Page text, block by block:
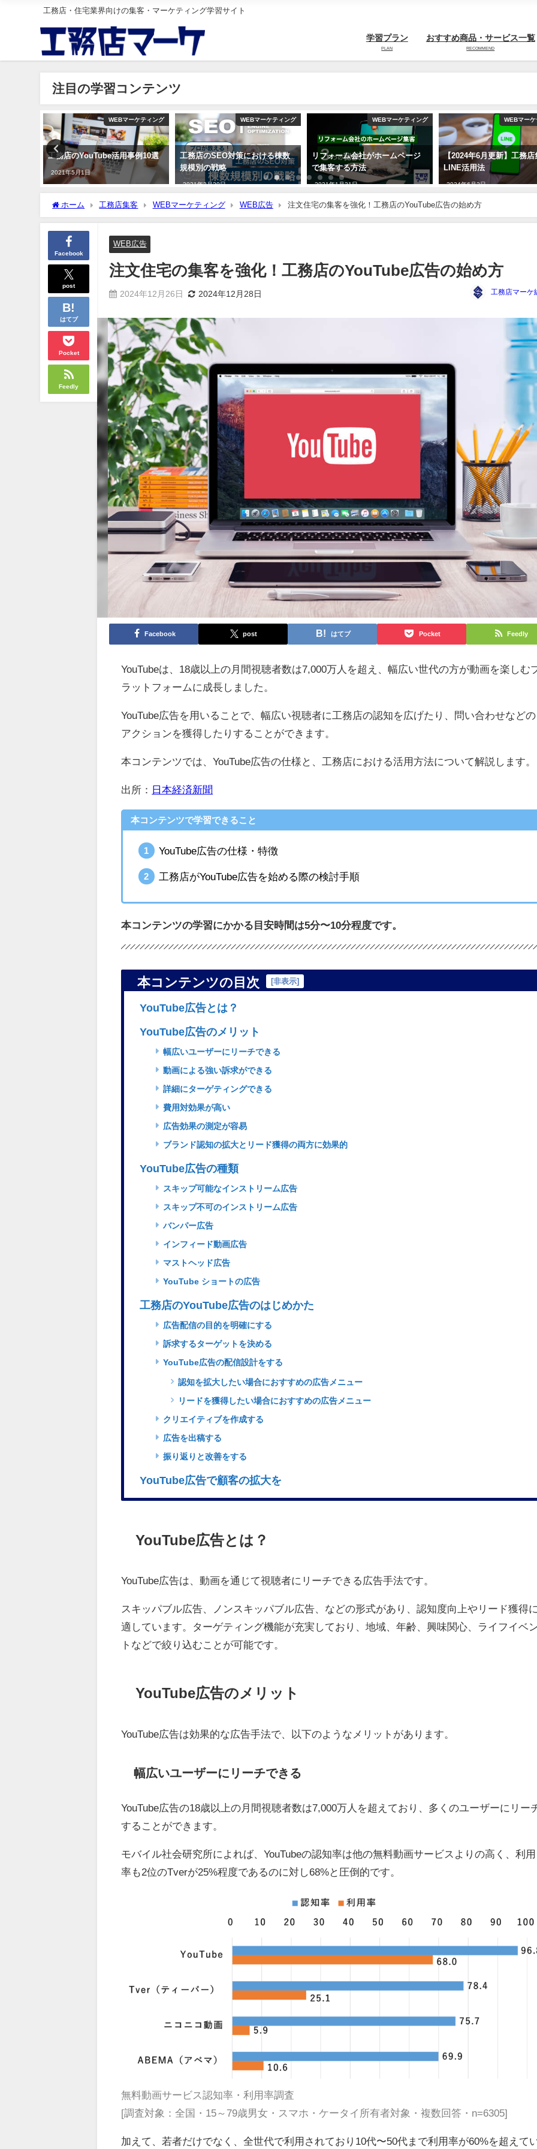
工務店・住宅業界向けの集客・マーケティング学習サイト
学習プラン
PLAN
おすすめ商品・サービス一覧
RECOMMEND
注目の学習コンテンツ
WEBマーケティング
工務店のYouTube活用事例10選
2021年5月1日
WEBマーケティング
工務店のSEO対策における棟数
規模別の戦略
2021年3月20日
WEBマーケティング
リフォーム会社がホームページ
で集客する方法
2021年1月31日
WEBマーケ
【2024年6月更新】工務店
LINE活用法
2024年6月2日
ホーム 工務店集客 WEBマーケティング WEB広告 注文住宅の集客を強化！工務店のYouTube広告の始め方
Facebook
post
はてブ
Pocket
Feedly
WEB広告
注文住宅の集客を強化！工務店のYouTube広告の始め方
2024年12月26日 2024年12月28日 工務店マーケ
Facebook post はてブ Pocket Feedly
YouTubeは、18歳以上の月間視聴者数は7,000万人を超え、幅広い世代の方が動画を楽しむ
ラットフォームに成長しました。
YouTube広告を用いることで、幅広い視聴者に工務店の認知を広げたり、問い合わせなどの
アクションを獲得したりすることができます。
本コンテンツでは、YouTube広告の仕様と、工務店における活用方法について解説します。
出所： 日本経済新聞
本コンテンツで学習できること
YouTube広告の仕様・特徴
工務店がYouTube広告を始める際の検討手順
本コンテンツの学習にかかる目安時間は5分〜10分程度です。
本コンテンツの目次 [非表示]
YouTube広告とは？
YouTube広告のメリット
幅広いユーザーにリーチできる
動画による強い訴求ができる
詳細にターゲティングできる
費用対効果が高い
広告効果の測定が容易
ブランド認知の拡大とリード獲得の両方に効果的
YouTube広告の種類
スキップ可能なインストリーム広告
スキップ不可のインストリーム広告
バンパー広告
インフィード動画広告
マストヘッド広告
YouTube ショートの広告
工務店のYouTube広告のはじめかた
広告配信の目的を明確にする
訴求するターゲットを決める
YouTube広告の配信設計をする
認知を拡大したい場合におすすめの広告メニュー
リードを獲得したい場合におすすめの広告メニュー
クリエイティブを作成する
広告を出稿する
振り返りと改善をする
YouTube広告で顧客の拡大を
YouTube広告とは？
YouTube広告は、動画を通じて視聴者にリーチできる広告手法です。
スキッパブル広告、ノンスキッパブル広告、などの形式があり、認知度向上やリード獲得
適しています。ターゲティング機能が充実しており、地域、年齢、興味関心、ライフイベ
トなどで絞り込むことが可能です。
YouTube広告のメリット
YouTube広告は効果的な広告手法で、以下のようなメリットがあります。
幅広いユーザーにリーチできる
YouTube広告の18歳以上の月間視聴者数は7,000万人を超えており、多くのユーザーにリー
することができます。
モバイル社会研究所によれば、YouTubeの認知率は他の無料動画サービスよりの高く、利用
率も2位のTverが25%程度であるのに対し68%と圧倒的です。
無料動画サービス認知率・利用率調査
[調査対象：全国・15～79歳男女・スマホ・ケータイ所有者対象・複数回答・n=6305]
加えて、若者だけでなく、全世代で利用されており10代〜50代まで利用率が60%を超えて